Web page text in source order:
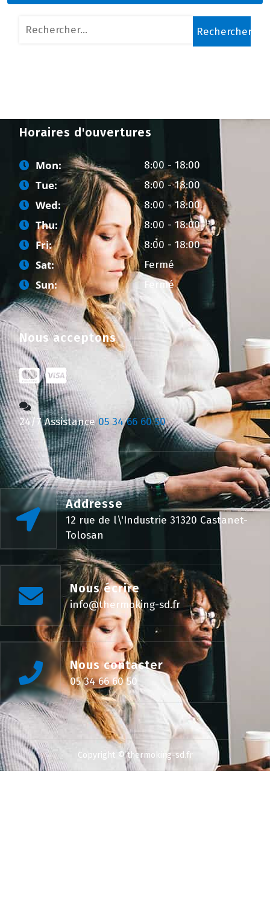
Rechercher :
Horaires d'ouvertures
Mon: 8:00 - 18:00
Tue: 8:00 - 18:00
Wed: 8:00 - 18:00
Thu: 8:00 - 18:00
Fri: 8:00 - 18:00
Sat: Fermé
Sun: Fermé
Nous acceptons
24/7 Assistance 05 34 66 60 50
Addresse
12 rue de l\'Industrie 31320 Castanet-
Tolosan
Nous écrire
info@thermoking-sd.fr
Nous contacter
05 34 66 60 50
Copyright © thermoking-sd.fr